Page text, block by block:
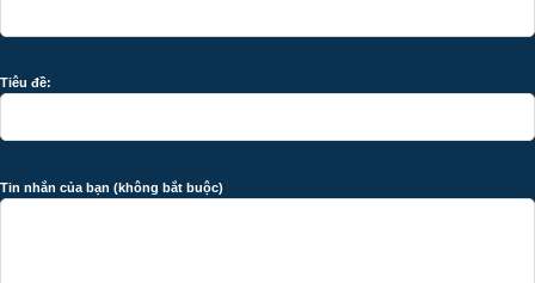
Tiêu đề:
Tin nhắn của bạn (không bắt buộc)